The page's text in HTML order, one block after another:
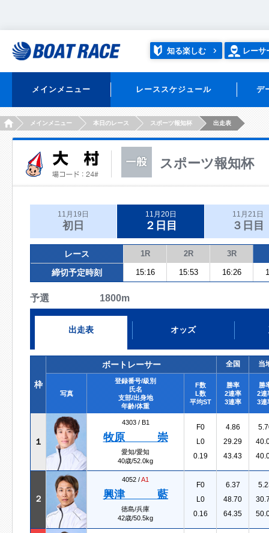
知る楽しむ レーサ
メインメニュー レーススケジュール デ
HOMEメインメニュー 本日のレース スポーツ報知杯 出走表
スポーツ報知杯
11月19日
初日
11月20日
２日目
11月21日
３日目
レース 1R 2R 3R
締切予定時刻 15:16 15:53 16:26
予選 1800m
出走表 オッズ
枠
ボートレーサー 全国 当
写真
登録番号/級別
氏名
支部/出身地
年齢/体重
F数
L数
平均ST
勝率
2連率
3連率
勝
2連
3連
１
4303 / B1
牧原 崇
愛知/愛知
40歳/52.0kg
F0
L0
0.19
4.86
29.29
43.43
２
4052 /A1
興津 藍
徳島/兵庫
42歳/50.5kg
F0
L0
0.16
6.37
48.70
64.35